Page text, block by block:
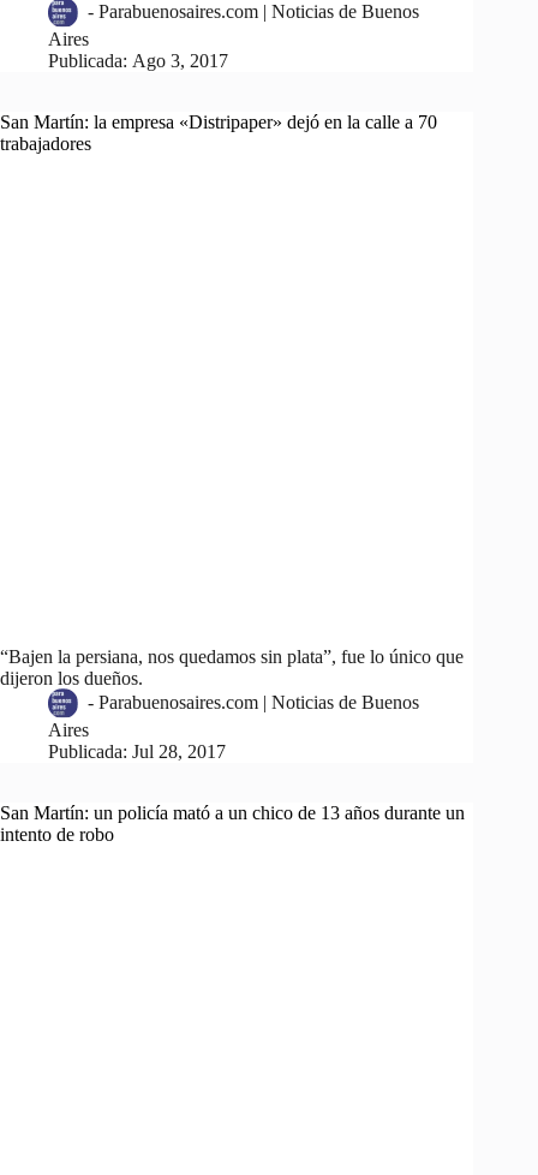
- Parabuenosaires.com | Noticias de Buenos
Aires
Publicada: Ago 3, 2017
San Martín: la empresa «Distripaper» dejó en la calle a 70
trabajadores
“Bajen la persiana, nos quedamos sin plata”, fue lo único que
dijeron los dueños.
- Parabuenosaires.com | Noticias de Buenos
Aires
Publicada: Jul 28, 2017
San Martín: un policía mató a un chico de 13 años durante un
intento de robo